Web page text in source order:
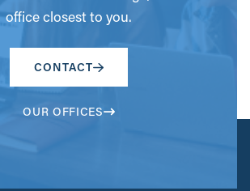
office closest to you.
CONTACT
OUR OFFICES